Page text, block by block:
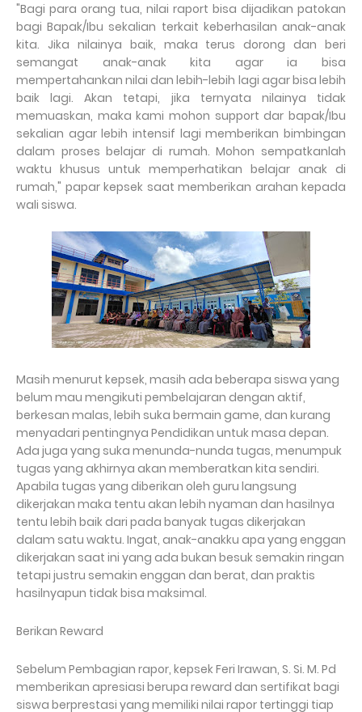
"Bagi para orang tua, nilai raport bisa dijadikan patokan
bagi Bapak/Ibu sekalian terkait keberhasilan anak-anak
kita. Jika nilainya baik, maka terus dorong dan beri
semangat anak-anak kita agar ia bisa
mempertahankan nilai dan lebih-lebih lagi agar bisa lebih
baik lagi. Akan tetapi, jika ternyata nilainya tidak
memuaskan, maka kami mohon support dar bapak/Ibu
sekalian agar lebih intensif lagi memberikan bimbingan
dalam proses belajar di rumah. Mohon sempatkanlah
waktu khusus untuk memperhatikan belajar anak di
rumah," papar kepsek saat memberikan arahan kepada
wali siswa.
Masih menurut kepsek, masih ada beberapa siswa yang
belum mau mengikuti pembelajaran dengan aktif,
berkesan malas, lebih suka bermain game, dan kurang
menyadari pentingnya Pendidikan untuk masa depan.
Ada juga yang suka menunda-nunda tugas, menumpuk
tugas yang akhirnya akan memberatkan kita sendiri.
Apabila tugas yang diberikan oleh guru langsung
dikerjakan maka tentu akan lebih nyaman dan hasilnya
tentu lebih baik dari pada banyak tugas dikerjakan
dalam satu waktu. Ingat, anak-anakku apa yang enggan
dikerjakan saat ini yang ada bukan besuk semakin ringan
tetapi justru semakin enggan dan berat, dan praktis
hasilnyapun tidak bisa maksimal.
Berikan Reward
Sebelum Pembagian rapor, kepsek Feri Irawan, S. Si. M. Pd
memberikan apresiasi berupa reward dan sertifikat bagi
siswa berprestasi yang memiliki nilai rapor tertinggi tiap